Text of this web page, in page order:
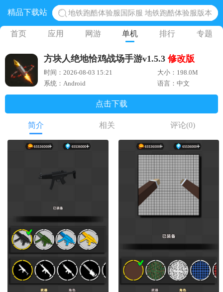
精品下载站
地铁跑酷体验服国际服 地铁跑酷体验服版本
网易光遇手游正版 点亮星空共庆周年
黎明觉醒生机腾讯正版 黎明觉醒生机国际服
蛋仔派对下载 蛋仔派对体验服
奥特曼王者传奇 正版奥特曼游戏
首页 应用 网游 单机 排行 专题
方块人绝地恰鸡战场手游v1.5.3 修改版
时间：2026-08-03 15:21
大小：198.0M
系统：Android
语言：中文
点击下载
简介 相关 评论(0)